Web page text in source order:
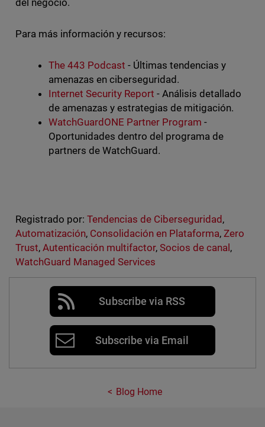
del negocio.
Para más información y recursos:
The 443 Podcast - Últimas tendencias y
amenazas en ciberseguridad.
Internet Security Report - Análisis detallado
de amenazas y estrategias de mitigación.
WatchGuardONE Partner Program -
Oportunidades dentro del programa de
partners de WatchGuard.
Registrado por: Tendencias de Ciberseguridad ,
Automatización, Consolidación en Plataforma,Zero
Trust, Autenticación multifactor,Socios de canal ,
WatchGuard Managed Services
Subscribe via RSS
Subscribe via Email
Blog Home